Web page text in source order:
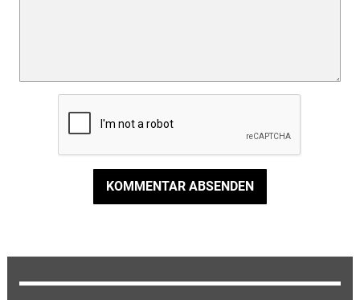
KOMMENTAR ABSENDEN